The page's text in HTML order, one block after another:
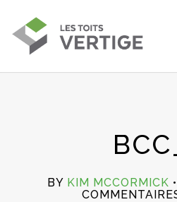
BY KIM MCCORMICK